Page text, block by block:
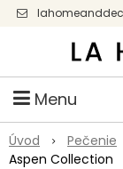
Menu
Úvod Pečenie
Aspen Collection